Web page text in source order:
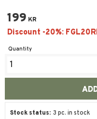
199 KR
Quantity
Stock status 3 pc. in stock